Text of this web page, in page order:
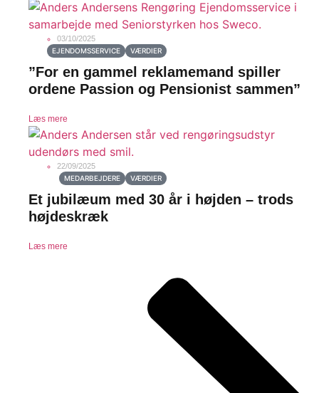
03/10/2025
EJENDOMSSERVICE
VÆRDIER
”For en gammel reklamemand spiller
ordene Passion og Pensionist sammen”
Læs mere
22/09/2025
MEDARBEJDERE
VÆRDIER
Et jubilæum med 30 år i højden – trods
højdeskræk
Læs mere